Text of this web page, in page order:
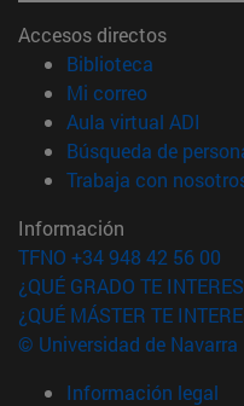
Accesos directos
Biblioteca
Mi correo(abre en
Aula virtual ADI
Búsqueda de
Trabaja con
Información
TFNO +34 948 42 56 00
¿QUÉ GRADO TE
¿QUÉ MÁSTER TE
© Universidad de Navarra
Información legal